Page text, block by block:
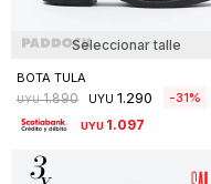
Seleccionar talle
BOTA TULA
UYU 1.890 UYU 1.290 31
UYU 1.097